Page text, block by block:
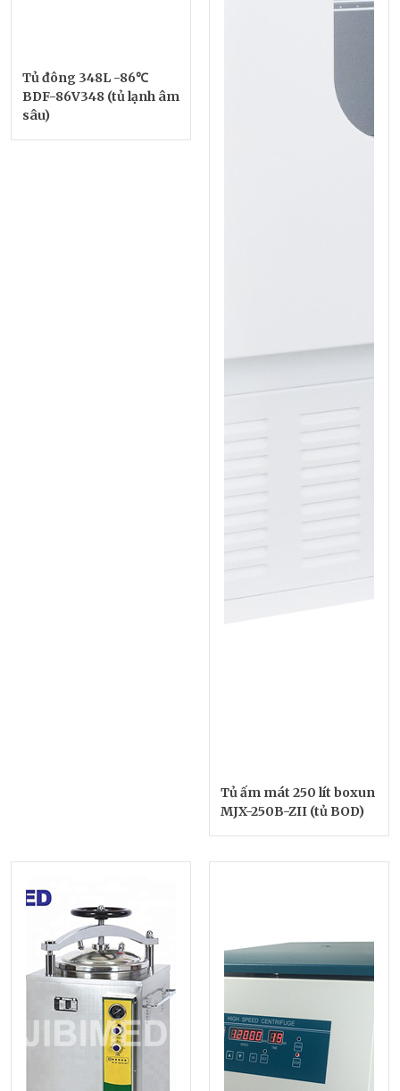
Tủ đông 348L -86℃
BDF-86V348 (tủ lạnh âm
sâu)
Tủ ấm mát 250 lít boxun
MJX-250B-ZII (tủ BOD)